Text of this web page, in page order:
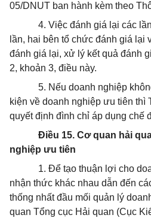
05/DNUT ban hành kèm theo
4. Việc đánh giá lại các
lần, hai bên tổ chức đánh giá lại
đánh giá lại, xử lý kết quả đánh
2, khoản 3, điều này.
5. Nếu doanh nghiệp
kiện về doanh nghiệp ưu tiên thì
quyết định đình chỉ áp dụng chế
Điều 15. Cơ quan hải
nghiệp ưu tiên
1. Để tạo thuận lợi cho
nhận thức khác nhau dẫn đến
thống nhất đầu mối quản lý
quan Tổng cục Hải quan (Cục